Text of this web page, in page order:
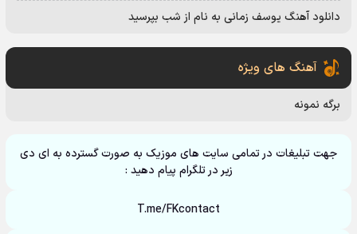
دانلود آهنگ یوسف زمانی به نام از شب بپرسید
آهنگ های ویژه
برگه نمونه
جهت تبلیغات در تمامی سایت های موزیک به صورت گسترده به ای دی
زیر در تلگرام پیام دهید :
T.me/FKcontact